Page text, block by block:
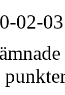
02-